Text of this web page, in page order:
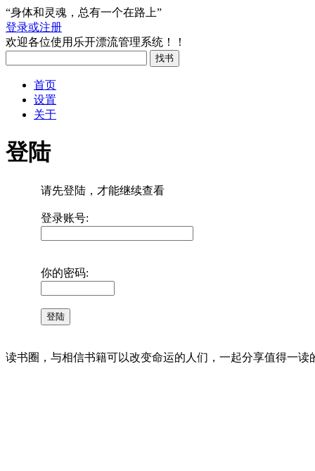
“身体和灵魂，总有一个在路上”
登录或注册
欢迎各位使用乐开漂流管理系统！！
首页
设置
关于
登陆
请先登陆，才能继续查看
登录账号:
你的密码:
读书圈，与相信书籍可以改变命运的人们，一起分享值得一读